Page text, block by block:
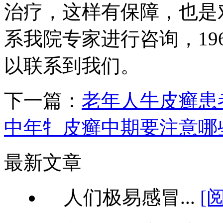
治疗，这样有保障，也
系我院专家进行咨询，
以联系到我们。
下一篇： 老年人牛皮癣
中年牜皮癣中期要注意哪
最新文章
人们极易感冒... [